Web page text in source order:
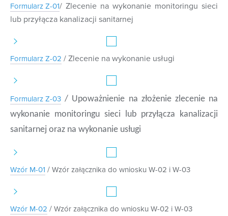
Formularz Z-01/ Zlecenie na wykonanie monitoringu sieci
lub przyłącza kanalizacji sanitarnej
Formularz Z-02 / Zlecenie na wykonanie usługi
Formularz Z-03 / Upoważnienie na złożenie zlecenie na
wykonanie monitoringu sieci lub przyłącza kanalizacji
sanitarnej oraz na wykonanie usługi
Wzór M-01 / Wzór załącznika do wniosku W-02 i W-03
Wzór M-02 / Wzór załącznika do wniosku W-02 i W-03